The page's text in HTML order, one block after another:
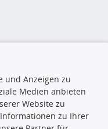
und Anzeigen zu
Medien anbieten
Website zu
zu Ihrer